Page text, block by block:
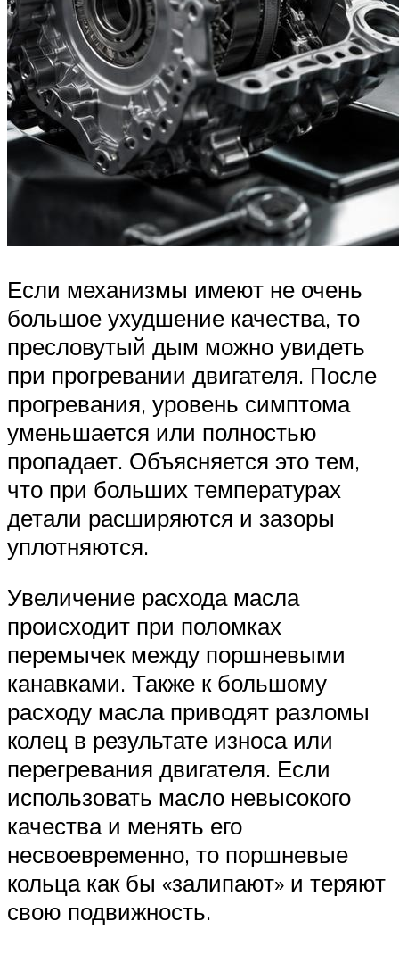
Если механизмы имеют не очень
большое ухудшение качества, то
пресловутый дым можно увидеть
при прогревании двигателя. После
прогревания, уровень симптома
уменьшается или полностью
пропадает. Объясняется это тем,
что при больших температурах
детали расширяются и зазоры
уплотняются.
Увеличение расхода масла
происходит при поломках
перемычек между поршневыми
канавками. Также к большому
расходу масла приводят разломы
колец в результате износа или
перегревания двигателя. Если
использовать масло невысокого
качества и менять его
несвоевременно, то поршневые
кольца как бы «залипают» и теряют
свою подвижность.